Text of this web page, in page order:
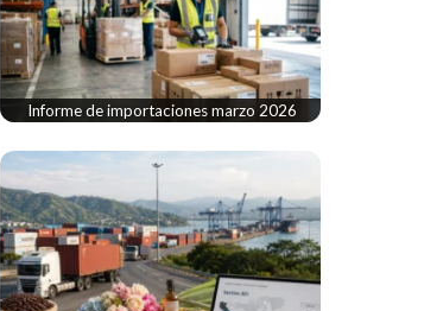
Informe de importaciones marzo 2026